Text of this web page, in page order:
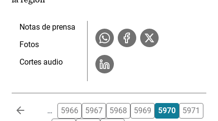
Notas de prensa
Fotos
Cortes audio
Paginación … 5966 5967 5968 5969 5970
5971